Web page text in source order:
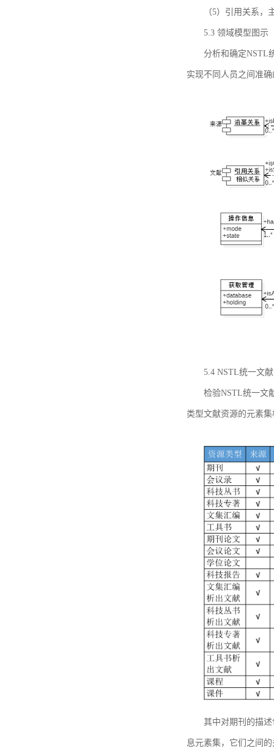
（5）引用关系，
5.3 领域模型图示
分析和确定NSTL
实现不同人员之间准
5.4 NSTL统一文
检验NSTL统一文
类型文献资源的元素
其中对期刊的描
息元素集，它们之间